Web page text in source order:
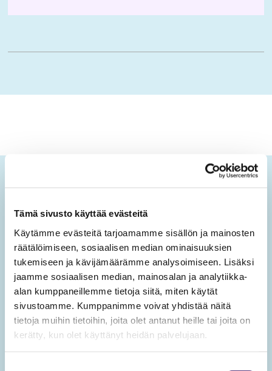
Tämä sivusto käyttää evästeitä
Käytämme evästeitä tarjoamamme sisällön ja mainosten
räätälöimiseen, sosiaalisen median ominaisuuksien
tukemiseen ja kävijämäärämme analysoimiseen. Lisäksi
jaamme sosiaalisen median, mainosalan ja analytiikka-
alan kumppaneillemme tietoja siitä, miten käytät
sivustoamme. Kumppanimme voivat yhdistää näitä
tietoja muihin tietoihin, joita olet antanut heille tai joita on
kerätty, kun olet käyttänyt heidän palvelujaan.
Ikäopisto-uutiset
Tilaamalla sähköisen uutiskirjeen saat tietoa sivuston
uusista sisällöistä sekä ajankohtaisista mielen
hyvinvoinnin teemoista.
Tilaa Ikäopisto -uutiset
SÄHKÖPOSTIOSOITE *